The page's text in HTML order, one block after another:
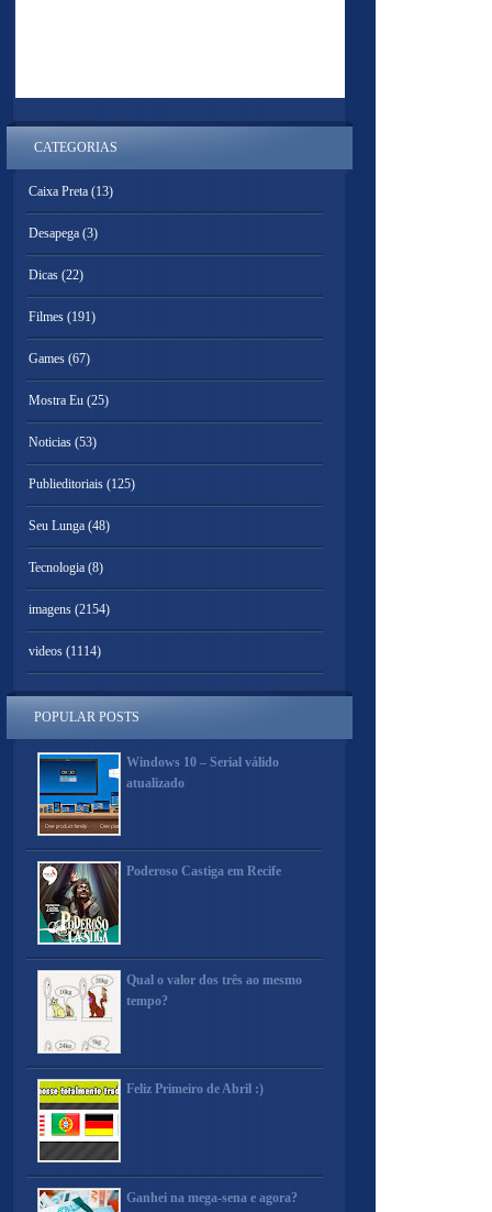
CATEGORIAS
Caixa Preta (13)
Desapega (3)
Dicas (22)
Filmes (191)
Games (67)
Mostra Eu (25)
Noticias (53)
Publieditoriais (125)
Seu Lunga (48)
Tecnologia (8)
imagens (2154)
videos (1114)
POPULAR POSTS
Windows 10 – Serial válido
atualizado
Poderoso Castiga em Recife
Qual o valor dos três ao mesmo
tempo?
Feliz Primeiro de Abril :)
Ganhei na mega-sena e agora?